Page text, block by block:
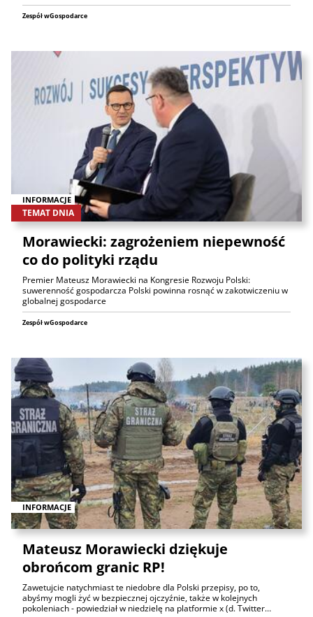
Zespół wGospodarce
INFORMACJE
TEMAT DNIA
Morawiecki: zagrożeniem niepewność
co do polityki rządu
Premier Mateusz Morawiecki na Kongresie Rozwoju Polski:
suwerenność gospodarcza Polski powinna rosnąć w zakotwiczeniu w
globalnej gospodarce
Zespół wGospodarce
INFORMACJE
Mateusz Morawiecki dziękuje
obrońcom granic RP!
Zawetujcie natychmiast te niedobre dla Polski przepisy, po to,
abyśmy mogli żyć w bezpiecznej ojczyźnie, także w kolejnych
pokoleniach - powiedział w niedzielę na platformie x (d. Twitter…